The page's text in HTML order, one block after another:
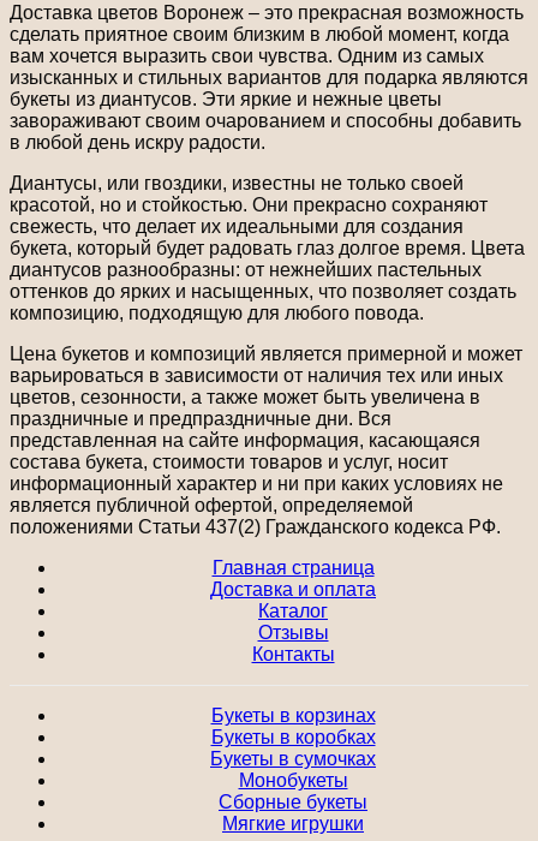
Доставка цветов Воронеж – это прекрасная возможность
сделать приятное своим близким в любой момент, когда
вам хочется выразить свои чувства. Одним из самых
изысканных и стильных вариантов для подарка являются
букеты из диантусов. Эти яркие и нежные цветы
завораживают своим очарованием и способны добавить
в любой день искру радости.
Диантусы, или гвоздики, известны не только своей
красотой, но и стойкостью. Они прекрасно сохраняют
свежесть, что делает их идеальными для создания
букета, который будет радовать глаз долгое время. Цвета
диантусов разнообразны: от нежнейших пастельных
оттенков до ярких и насыщенных, что позволяет создать
композицию, подходящую для любого повода.
Цена букетов и композиций является примерной и может
варьироваться в зависимости от наличия тех или иных
цветов, сезонности, а также может быть увеличена в
праздничные и предпраздничные дни. Вся
представленная на сайте информация, касающаяся
состава букета, стоимости товаров и услуг, носит
информационный характер и ни при каких условиях не
является публичной офертой, определяемой
положениями Статьи 437(2) Гражданского кодекса РФ.
Главная страница
Доставка и оплата
Каталог
Отзывы
Контакты
Букеты в корзинах
Букеты в коробках
Букеты в сумочках
Монобукеты
Сборные букеты
Мягкие игрушки